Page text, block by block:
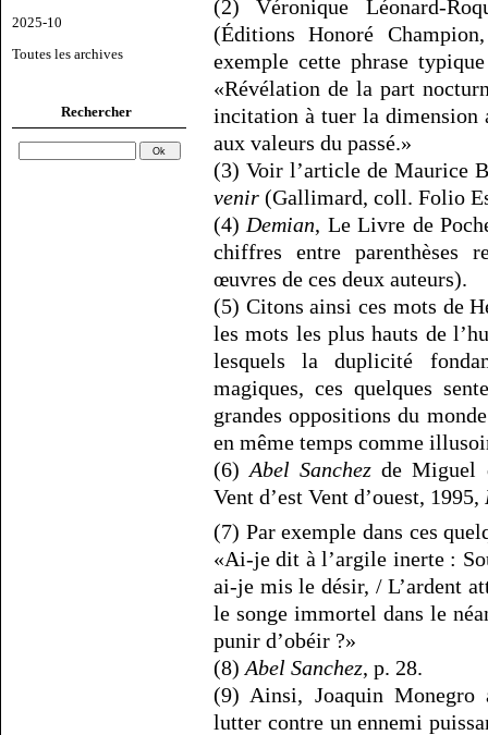
2025-10
Toutes les archives
Rechercher
(2) Véronique Léonard-
(Éditions Honoré
exemple cette phrase
«Révélation de la part
incitation à tuer la dimension
aux valeurs du passé.»
(3) Voir l’article de Maurice
venir (Gallimard, coll. Folio
(4) Demian, Le Livre de
chiffres entre parenthèses
œuvres de ces deux auteurs).
(5) Citons ainsi ces mots de
les mots les plus hauts de
lesquels la duplicité
magiques, ces quelques
grandes oppositions du
en même temps comme
(6)Abel Sanchez de Miguel
Vent d’est Vent d’ouest, 1995,
(7) Par exemple dans ces
«Ai-je dit à l’argile inerte :
ai-je mis le désir, / L’ardent
le songe immortel dans le
punir d’obéir ?»
(8) Abel Sanchez, p. 28.
(9) Ainsi, Joaquin
lutter contre un ennemi